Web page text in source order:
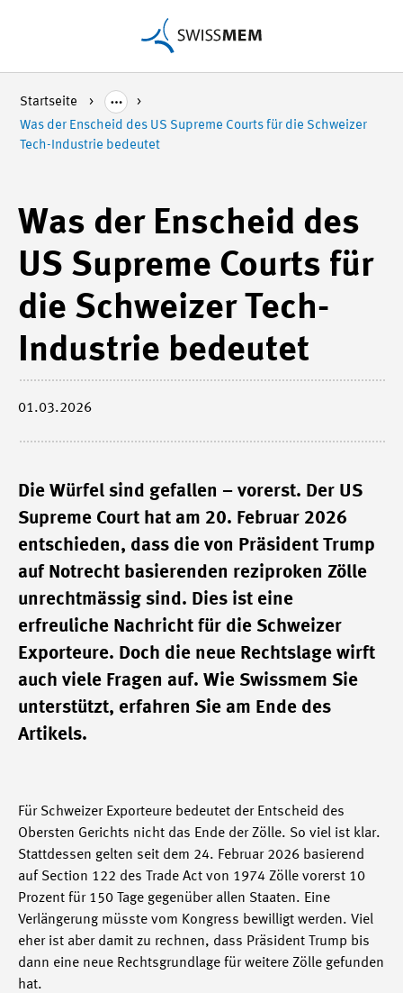
Startseite
Was der Enscheid des US Supreme Courts für die Schweizer
Tech-Industrie bedeutet
Was der Enscheid des
US Supreme Courts für
die Schweizer Tech-
Industrie bedeutet
01.03.2026
Die Würfel sind gefallen – vorerst. Der US
Supreme Court hat am 20. Februar 2026
entschieden, dass die von Präsident Trump
auf Notrecht basierenden reziproken Zölle
unrechtmässig sind. Dies ist eine
erfreuliche Nachricht für die Schweizer
Exporteure. Doch die neue Rechtslage wirft
auch viele Fragen auf. Wie Swissmem Sie
unterstützt, erfahren Sie am Ende des
Artikels.
Für Schweizer Exporteure bedeutet der Entscheid des
Obersten Gerichts nicht das Ende der Zölle. So viel ist klar.
Stattdessen gelten seit dem 24. Februar 2026 basierend
auf Section 122 des Trade Act von 1974 Zölle vorerst 10
Prozent für 150 Tage gegenüber allen Staaten. Eine
Verlängerung müsste vom Kongress bewilligt werden. Viel
eher ist aber damit zu rechnen, dass Präsident Trump bis
dann eine neue Rechtsgrundlage für weitere Zölle gefunden
hat.